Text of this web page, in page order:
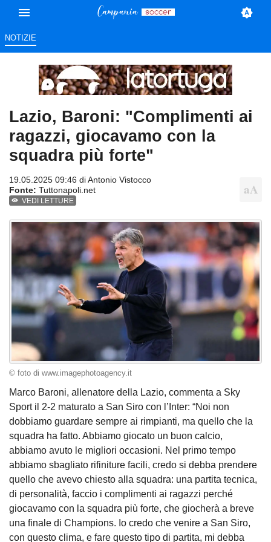
NOTIZIE
Lazio, Baroni: "Complimenti ai
ragazzi, giocavamo con la
squadra più forte"
19.05.2025 09:46 diAntonio Vistocco
Fonte: Tuttonapoli.net
VEDI LETTURE
© foto di www.imagephotoagency.it
Marco Baroni, allenatore della Lazio, commenta a Sky
Sport il 2-2 maturato a San Siro con l’Inter: “Noi non
dobbiamo guardare sempre ai rimpianti, ma quello che la
squadra ha fatto. Abbiamo giocato un buon calcio,
abbiamo avuto le migliori occasioni. Nel primo tempo
abbiamo sbagliato rifiniture facili, credo si debba prendere
quello che avevo chiesto alla squadra: una partita tecnica,
di personalità, faccio i complimenti ai ragazzi perché
giocavamo con la squadra più forte, che giocherà a breve
una finale di Champions. Io credo che venire a San Siro,
con questo clima, e fare questo tipo di partita, mi debba